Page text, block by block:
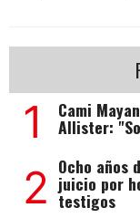
1 Cami
Allister:
2 Ocho años
juicio por
testigos